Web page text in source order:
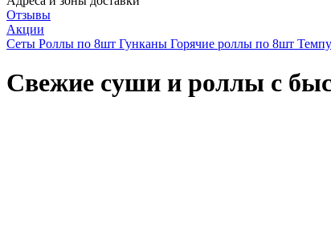
Отзывы
Акции
Сеты Роллы по 8шт Гунканы Горячие роллы по 8шт
Свежие суши и роллы с